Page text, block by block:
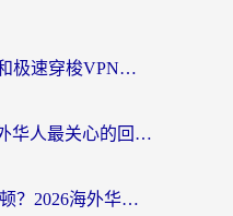
海外党必看：ChickCN和极速穿梭VPN好用吗？3招教你选对回国加速器无缝刷国内资源
斧牛和light哪个好？海外华人最关心的回国加速器选择难题，一篇讲透
在国外怎么用虎牙不卡顿？2026海外华人亲测有效的回国加速器选择指南